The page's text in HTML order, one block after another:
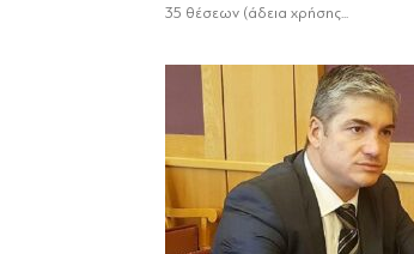
35 θέσεων (άδεια χρήσης...